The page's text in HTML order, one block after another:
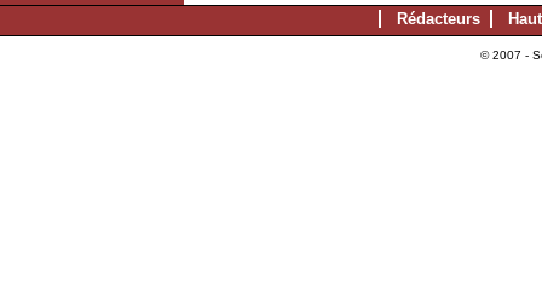
Rédacteurs
© 2007 -